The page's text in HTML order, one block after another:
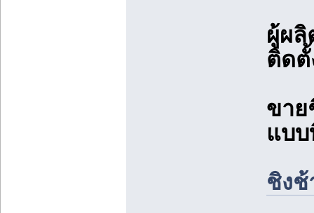
ผู้ผลิ
ติดตั้
ขาย
แบบ
ชิงช้